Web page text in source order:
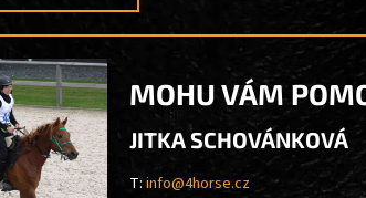
MOHU VÁM
JITKA SCHOVÁNKOVÁ
T: info@4horse.cz